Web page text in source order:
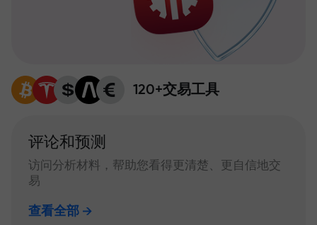
120+交易工具
评论和预测
访问分析材料，帮助您看得更清楚、更自信地交
易
查看全部